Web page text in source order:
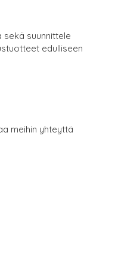
suunnittele
edulliseen
meihin yhteyttä